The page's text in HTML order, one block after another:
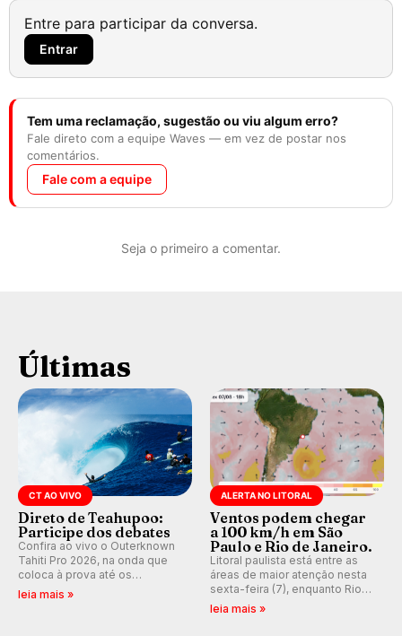
Entre para participar da conversa.
Entrar
Tem uma reclamação, sugestão ou viu algum erro?
Fale direto com a equipe Waves — em vez de postar nos
comentários.
Fale com a equipe
Seja o primeiro a comentar.
Últimas
CT AO VIVO
Direto de Teahupoo:
Participe dos debates
Confira ao vivo o Outerknown
Tahiti Pro 2026, na onda que
coloca à prova até os
melhores surfistas do mundo.
leia mais »
ALERTA NO LITORAL
Ventos podem chegar
a 100 km/h em São
Paulo e Rio de Janeiro.
Litoral paulista está entre as
áreas de maior atenção nesta
sexta-feira (7), enquanto Rio
de Janeiro também recebe
leia mais »